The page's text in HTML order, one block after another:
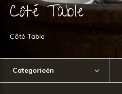
Côté Table
Côté Table
Categorieën